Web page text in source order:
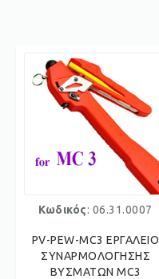
Κωδικός: 06.31.0007
PV-PEW-MC3 ΕΡΓΑΛΕΙΟ
ΣΥΝΑΡΜΟΛΟΓΗΣΗΣ
ΒΥΣΜΑΤΩΝ MC3